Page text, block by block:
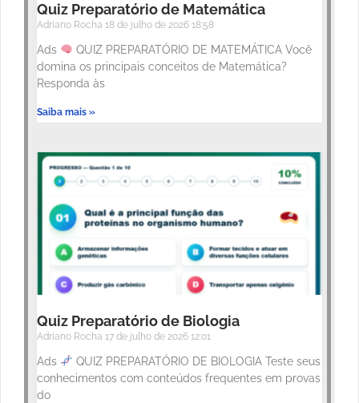
Quiz Preparatório de Matemática
Adriano Rocha 18 de julho de 2026 18:58
Ads
QUIZ PREPARATÓRIO DE MATEMÁTICA Você
domina os principais conceitos de Matemática?
Responda às
Saiba mais »
Quiz Preparatório de Biologia
Adriano Rocha 17 de julho de 2026 12:01
Ads
QUIZ PREPARATÓRIO DE BIOLOGIA Teste seus
conhecimentos com conteúdos frequentes em provas
do